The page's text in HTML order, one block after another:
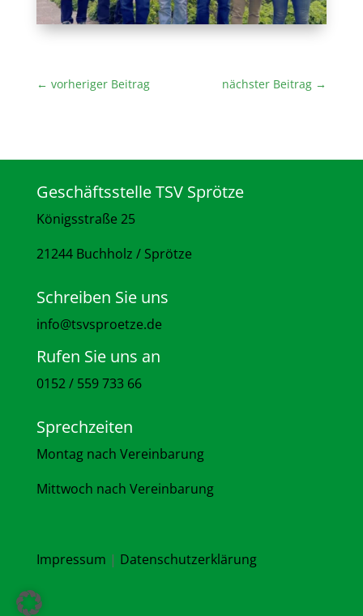
← vorheriger Beitrag nächster Beitrag →
Geschäftsstelle TSV Sprötze
Königsstraße 25
21244 Buchholz / Sprötze
Schreiben Sie uns
info@tsvsproetze.de
Rufen Sie uns an
0152 / 559 733 66
Sprechzeiten
Montag nach Vereinbarung
Mittwoch nach Vereinbarung
Impressum | Datenschutzerklärung